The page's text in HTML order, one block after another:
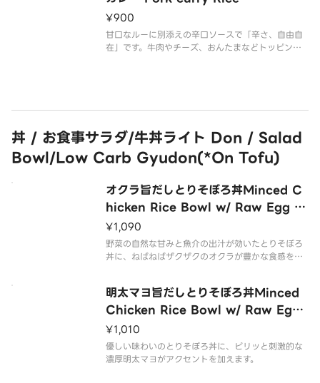
¥900
甘口なルーに別添えの辛口ソースで「辛さ、自由自
在」です。牛肉やチーズ、おんたまなどトッピング
丼 / お食事サラダ/牛丼ライト Don / Salad
Bowl/Low Carb Gyudon(*On Tofu)
オクラ旨だしとりそぼろ丼Minced C
hicken Rice Bowl w/ Raw Egg &
Okra
¥1,090
野菜の自然な甘みと魚介の出汁が効いたとりそぼろ
丼に、ねばねばザクザクのオクラが豊かな食感を加
明太マヨ旨だしとりそぼろ丼Minced
Chicken Rice Bowl w/ Raw Egg
& Mentai Mayo-Flavor Sauce
¥1,010
優しい味わいのとりそぼろ丼に、ピリッと刺激的な
濃厚明太マヨがアクセントを加えます。